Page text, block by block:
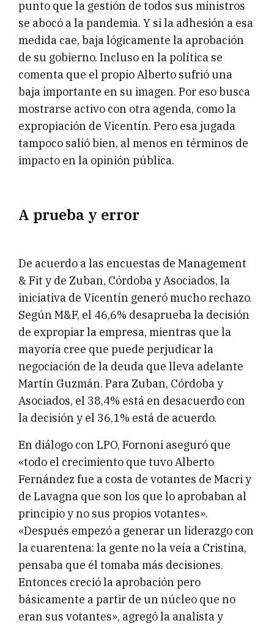
punto que la gestión de todos sus ministros
se abocó a la pandemia. Y si la adhesión a esa
medida cae, baja lógicamente la aprobación
de su gobierno. Incluso en la política se
comenta que el propio Alberto sufrió una
baja importante en su imagen. Por eso busca
mostrarse activo con otra agenda, como la
expropiación de Vicentín. Pero esa jugada
tampoco salió bien, al menos en términos de
impacto en la opinión pública.
A prueba y error
De acuerdo a las encuestas de Management
& Fit y de Zuban, Córdoba y Asociados, la
iniciativa de Vicentín generó mucho rechazo.
Según M&F, el 46,6% desaprueba la decisión
de expropiar la empresa, mientras que la
mayoría cree que puede perjudicar la
negociación de la deuda que lleva adelante
Martín Guzmán. Para Zuban, Córdoba y
Asociados, el 38,4% está en desacuerdo con
la decisión y el 36,1% está de acuerdo.
En diálogo con LPO, Fornoni aseguró que
«todo el crecimiento que tuvo Alberto
Fernández fue a costa de votantes de Macri y
de Lavagna que son los que lo aprobaban al
principio y no sus propios votantes».
«Después empezó a generar un liderazgo con
la cuarentena: la gente no la veía a Cristina,
pensaba que él tomaba más decisiones.
Entonces creció la aprobación pero
básicamente a partir de un núcleo que no
eran sus votantes», agregó la analista y